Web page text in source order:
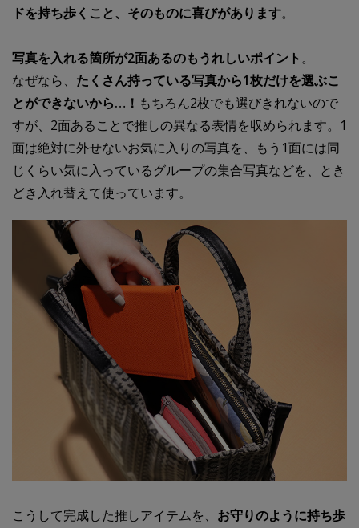
ドを持ち歩くこと、そのものに喜びがあります。
写真を入れる箇所が2面あるのもうれしいポイント。
なぜなら、 たくさん持っている写真から1枚だけを選ぶこ
とができないから…！ もちろん2枚でも選びきれないので
すが、2面あることで推しの異なる表情を収められます。1
面は絶対に外せないお気に入りの写真を、もう1面には同
じくらい気に入っているグループの集合写真などを、とき
どき入れ替えて使っています。
こうして完成した推しアイテムを、 お守りのように持ち歩